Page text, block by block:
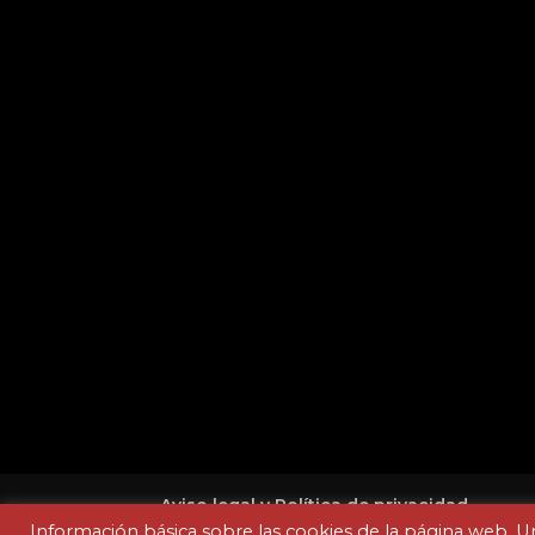
Aviso legal y Política de privacidad